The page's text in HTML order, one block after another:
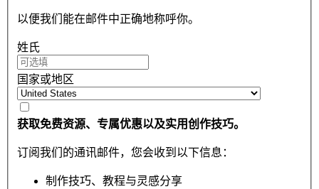
以便我们能在邮件中正确地称呼你。
姓氏
国家或地区
获取免费资源、专属优惠以及实用创作技巧。
订阅我们的通讯邮件，您会收到以下信息：
制作技巧、教程与灵感分享